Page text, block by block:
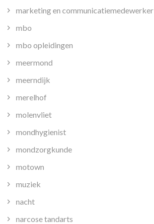
marketing en communicatiemedewerker
mbo
mbo opleidingen
meermond
meerndijk
merelhof
molenvliet
mondhygienist
mondzorgkunde
motown
muziek
nacht
narcose tandarts